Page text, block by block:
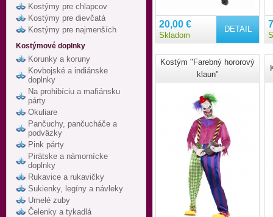
Kostýmy pre chlapcov
Kostýmy pre dievčatá
Kostýmy pre najmenších
Kostýmové doplnky
Korunky a koruny
Kovbojské a indiánske
doplnky
Na prohibíciu a mafiánsku
párty
Okuliare
Pančuchy, pančucháče a
podväzky
Pink párty
Pirátske a námornícke
doplnky
Rukavice a rukavičky
Sukienky, legíny a návleky
Umelé zuby
Čelenky a tykadlá
DETAIL
20,00 €
Skladom
Kostým "Farebný hororový
klaun"